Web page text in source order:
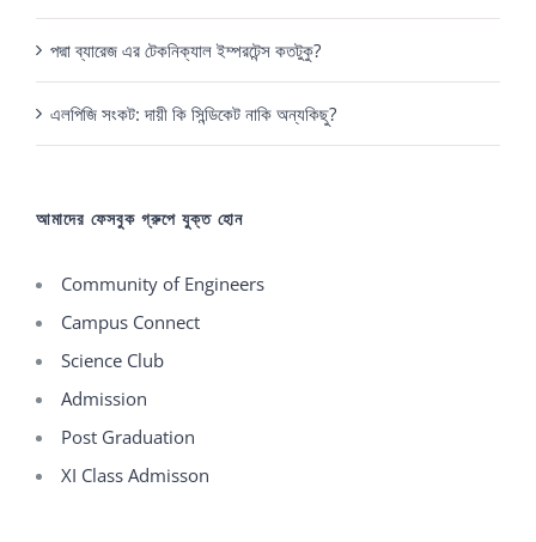
পদ্মা ব্যারেজ এর টেকনিক্যাল ইম্পরটেন্স কতটুকু?
এলপিজি সংকট: দায়ী কি সিন্ডিকেট নাকি অন্যকিছু?
আমাদের ফেসবুক গ্রুপে যুক্ত হোন
Community of Engineers
Campus Connect
Science Club
Admission
Post Graduation
XI Class Admisson